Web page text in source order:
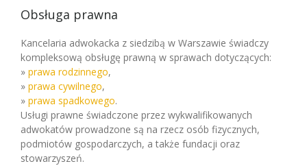
Obsługa prawna
Kancelaria adwokacka z siedzibą w Warszawie świadczy
kompleksową obsługę prawną w sprawach dotyczących:
» prawa rodzinnego,
» prawa cywilnego,
» prawa spadkowego.
Usługi prawne świadczone przez wykwalifikowanych
adwokatów prowadzone są na rzecz osób fizycznych,
podmiotów gospodarczych, a także fundacji oraz
stowarzyszeń.